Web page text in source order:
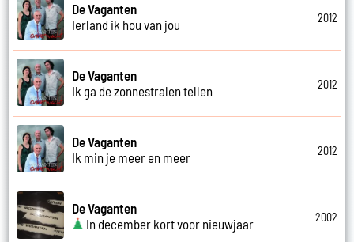
De Vaganten
Ierland ik hou van jou
2012
De Vaganten
Ik ga de zonnestralen tellen
2012
De Vaganten
Ik min je meer en meer
2012
De Vaganten
In december kort voor nieuwjaar
2002